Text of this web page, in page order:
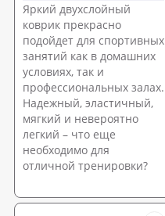
Яркий двухслойный
коврик прекрасно
подойдет для спортивных
занятий как в домашних
условиях, так и
профессиональных залах.
Надежный, эластичный,
мягкий и невероятно
легкий – что еще
необходимо для
отличной тренировки?